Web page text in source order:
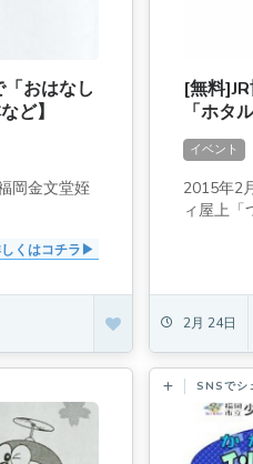
おはなし
ど】
岡金文堂姪
くはコチラ
[無料
「ホタ
イベント
2015年2
ィ屋上「
2月 24日
SNSでシ